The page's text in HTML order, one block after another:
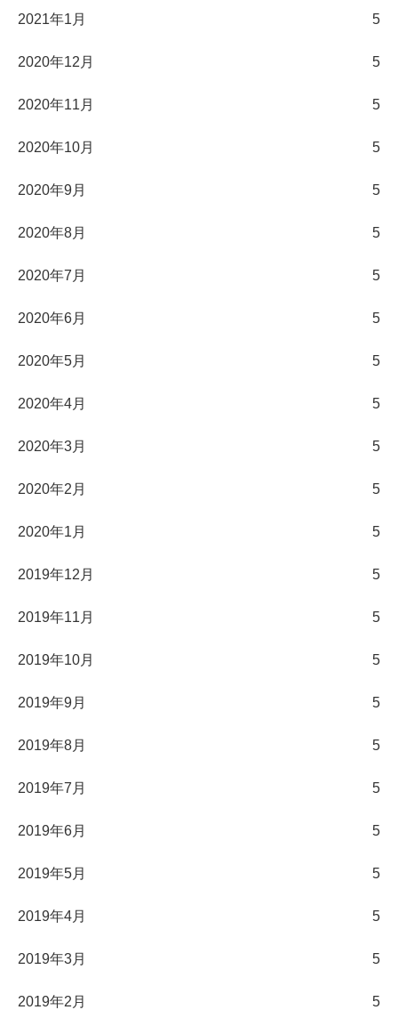
2021年1月 5
2020年12月 5
2020年11月 5
2020年10月 5
2020年9月 5
2020年8月 5
2020年7月 5
2020年6月 5
2020年5月 5
2020年4月 5
2020年3月 5
2020年2月 5
2020年1月 5
2019年12月 5
2019年11月 5
2019年10月 5
2019年9月 5
2019年8月 5
2019年7月 5
2019年6月 5
2019年5月 5
2019年4月 5
2019年3月 5
2019年2月 5